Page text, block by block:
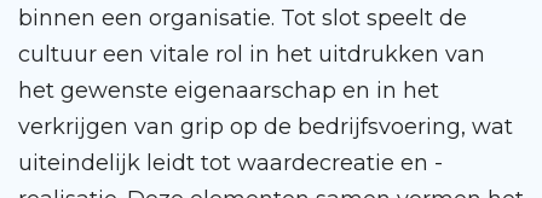
binnen een organisatie. Tot slot speelt de
cultuur een vitale rol in het uitdrukken van
het gewenste eigenaarschap en in het
verkrijgen van grip op de bedrijfsvoering, wat
uiteindelijk leidt tot waardecreatie en -